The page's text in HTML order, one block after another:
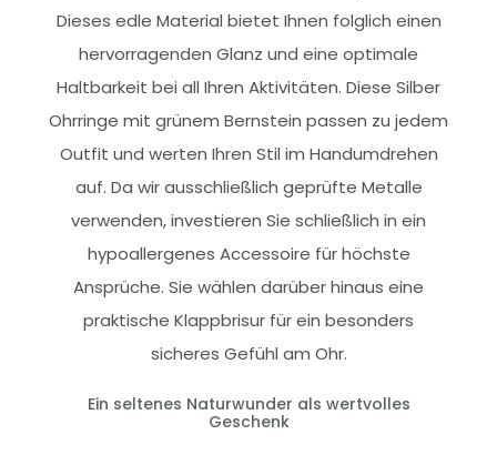
Dieses edle Material bietet Ihnen folglich einen
hervorragenden Glanz und eine optimale
Haltbarkeit bei all Ihren Aktivitäten. Diese Silber
Ohrringe mit grünem Bernstein passen zu jedem
Outfit und werten Ihren Stil im Handumdrehen
auf. Da wir ausschließlich geprüfte Metalle
verwenden, investieren Sie schließlich in ein
hypoallergenes Accessoire für höchste
Ansprüche. Sie wählen darüber hinaus eine
praktische Klappbrisur für ein besonders
sicheres Gefühl am Ohr.
Ein seltenes Naturwunder als wertvolles
Geschenk